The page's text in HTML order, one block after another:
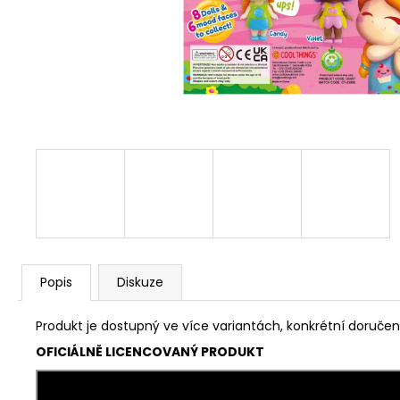
Popis Diskuze
Produkt je dostupný ve více variantách, konkrétní
OFICIÁLNĚ LICENCOVANÝ PRODUKT